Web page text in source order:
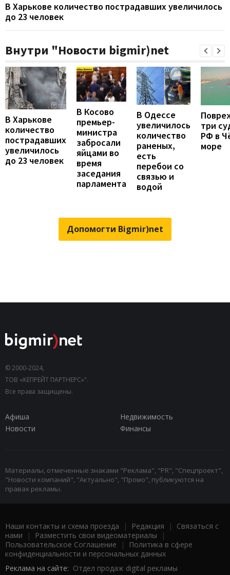
В Харькове количество пострадавших увеличилось
до 23 человек
Внутри "Новости bigmir)net
В Харькове
количество
пострадавших
увеличилось
до 23 человек
В Косово
премьер-
министра
забросали
яйцами во
время
заседания
парламента
В Одессе
увеличилось
количество
раненых,
есть
перебои со
связью и
водой
три
РФ в
море
Допомогти Bigmir)net
© 2000-2024,
ТОВ «КЕПРЕЙТ ПАРТНЕРС»".
Все права защищены.
Афиша
Недвижимость
Новости
Финансы
Материалы, отмеченные знаками "Реклама", "PR", "Спецпроект",
"Новости компаний", "Актуально", "Промо", публикуются на
правах рекламы.
Наши контакты и схема проезда | Редакция | Связаться с
нами | Разместить свои видеоматериалы |
Пользовательское Соглашение |
Политика в сфере
конфиденциальности и персональных данных
Реклама на сайте: Отдел продаж digital рекламы